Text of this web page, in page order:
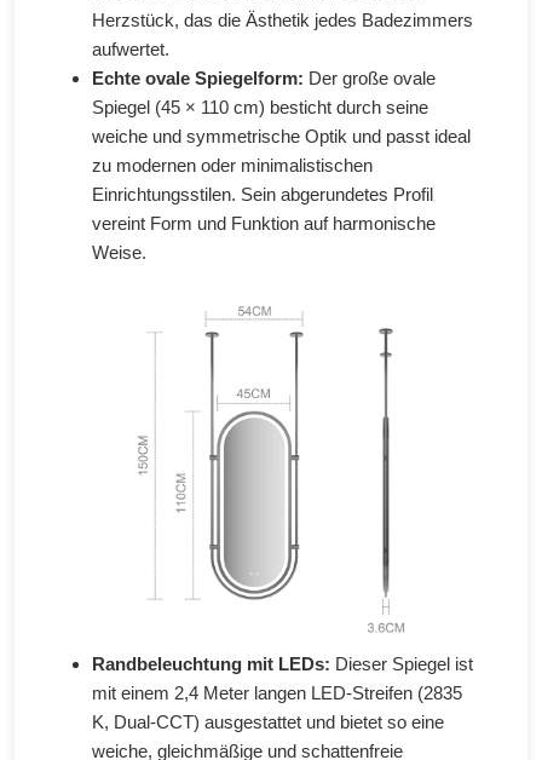
Herzstück, das die Ästhetik jedes Badezimmers
aufwertet.
Echte ovale Spiegelform: Der große ovale
Spiegel (45 × 110 cm) besticht durch seine
weiche und symmetrische Optik und passt ideal
zu modernen oder minimalistischen
Einrichtungsstilen. Sein abgerundetes Profil
vereint Form und Funktion auf harmonische
Weise.
Randbeleuchtung mit LEDs: Dieser Spiegel ist
mit einem 2,4 Meter langen LED-Streifen (2835
K, Dual-CCT) ausgestattet und bietet so eine
weiche, gleichmäßige und schattenfreie